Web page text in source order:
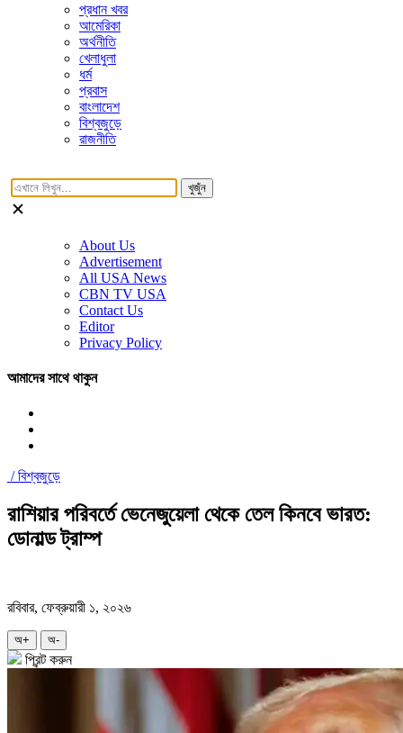
প্রধান খবর
আমেরিকা
অর্থনীতি
খেলাধুলা
ধর্ম
প্রবাস
বাংলাদেশ
বিশ্বজুড়ে
রাজনীতি
খুজুঁন
About Us
Advertisement
All USA News
CBN TV USA
Contact Us
Editor
Privacy Policy
আমাদের সাথে থাকুন
/বিশ্বজুড়ে
রাশিয়ার পরিবর্তে ভেনেজুয়েলা থেকে তেল কিনবে ভারত:
ডোনাল্ড ট্রাম্প
রবিবার, ফেব্রুয়ারী ১, ২০২৬
অ+ অ-
প্রিন্ট করুন